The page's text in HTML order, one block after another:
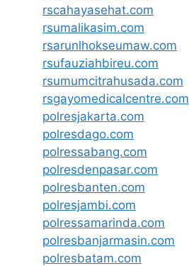
rscahayasehat.com
rsumalikasim.com
rsarunlhokseumaw.com
rsufauziahbireu.com
rsumumcitrahusada.com
rsgayomedicalcentre.com
polresjakarta.com
polresdago.com
polressabang.com
polresdenpasar.com
polresbanten.com
polresjambi.com
polressamarinda.com
polresbanjarmasin.com
polresbatam.com